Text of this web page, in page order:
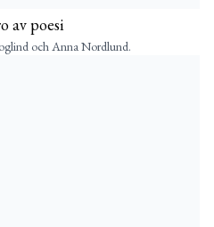
av poesi
och Anna Nordlund.